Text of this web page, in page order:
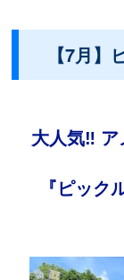
【7月
大人気‼
『ピッ